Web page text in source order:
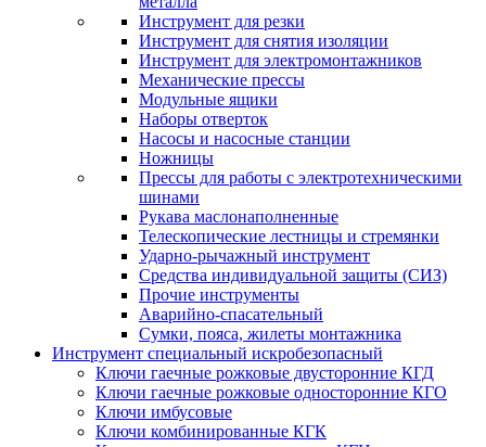
Инструмент для резки
Инструмент для снятия изоляции
Инструмент для электромонтажников
Механические прессы
Модульные ящики
Наборы отверток
Насосы и насосные станции
Ножницы
Прессы для работы с электротехническими
шинами
Рукава маслонаполненные
Телескопические лестницы и стремянки
Ударно-рычажный инструмент
Средства индивидуальной защиты (СИЗ)
Прочие инструменты
Аварийно-спасательный
Сумки, пояса, жилеты монтажника
Инструмент специальный искробезопасный
Ключи гаечные рожковые двусторонние КГД
Ключи гаечные рожковые односторонние КГО
Ключи имбусовые
Ключи комбинированные КГК